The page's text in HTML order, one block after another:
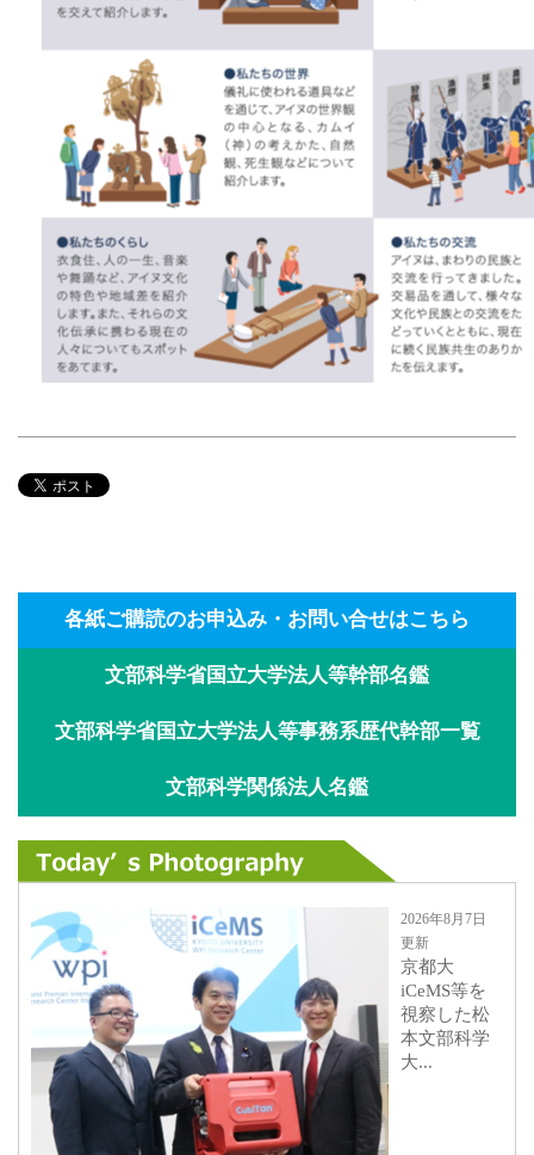
各紙ご購読のお申込み・お問い合せはこちら
文部科学省国立大学法人等幹部名鑑
文部科学省国立大学法人等事務系歴代幹部一覧
文部科学関係法人名鑑
2026年8月7日
更新
京都大
iCeMS等を
視察した松
本文部科学
大...